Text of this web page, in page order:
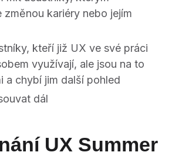
změnou kariéry nebo jejím
kteří již UX ve své práci
využívají, ale jsou na to
a chybí jim další pohled
dál
UX Summer